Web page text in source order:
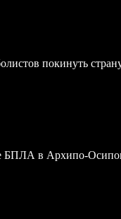
покинуть
БПЛА в Архипо-